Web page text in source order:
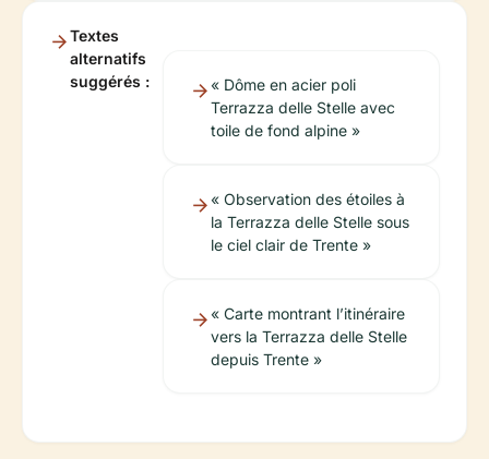
Textes
alternatifs
suggérés :
« Dôme en acier poli
Terrazza delle Stelle avec
toile de fond alpine »
« Observation des étoiles à
la Terrazza delle Stelle sous
le ciel clair de Trente »
« Carte montrant l’itinéraire
vers la Terrazza delle Stelle
depuis Trente »